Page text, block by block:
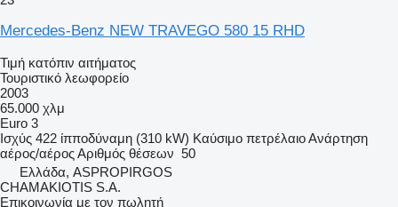
Mercedes-Benz NEW TRAVEGO 580 15 RHD
Τιμή κατόπιν αιτήματος
Τουριστικό λεωφορείο
2003
65.000 χλμ
Euro 3
Ισχύς 422 ίπποδύναμη (310 kW) Καύσιμο πετρέλαιοΑνάρτηση
αέρος/αέροςΑριθμός θέσεων 50
Ελλάδα, ASPROPIRGOS
CHAMAKIOTIS S.A.
Επικοινωνία με τον πωλητή